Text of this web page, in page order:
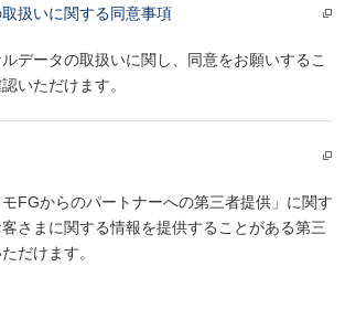
扱いに関する同意事項
データの取扱いに関し、同意をお願いするこ
いただけます。
モFGからのパートナーへの第三者提供」に関す
さまに関する情報を提供することがある第三
だけます。